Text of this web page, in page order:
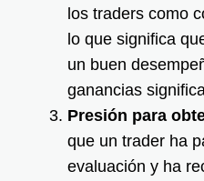
los traders como
lo que significa
un buen
ganancias
Presión para
que un trader ha
evaluación y ha